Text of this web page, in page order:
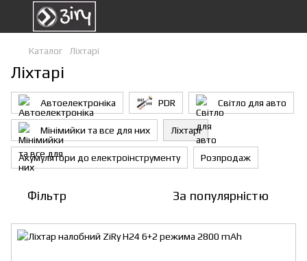
Каталог Ліхтарі
Ліхтарі
Автоелектроніка PDR Світло для авто
Мінімийки та все для них Ліхтарі
Акумулятори до електроінструменту Розпродаж
Фільтр За популярністю